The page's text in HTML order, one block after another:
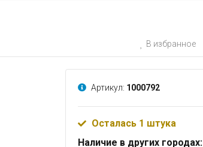
В избранное
Артикул: 1000792
Осталась 1 штука
Наличие в других городах: